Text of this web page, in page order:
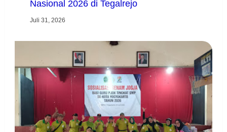
Nasional 2026 di Tegalrejo
Juli 31, 2026